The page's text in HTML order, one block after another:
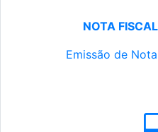
NOTA
Emissão de